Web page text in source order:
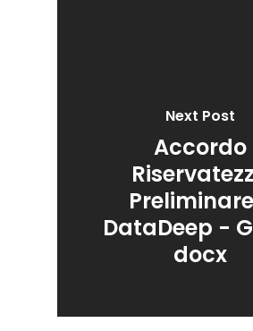
Next Post
Accordo
DataDeep -
docx